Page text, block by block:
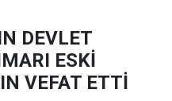
DEVLET
ESKİ
VEFAT ETTİ